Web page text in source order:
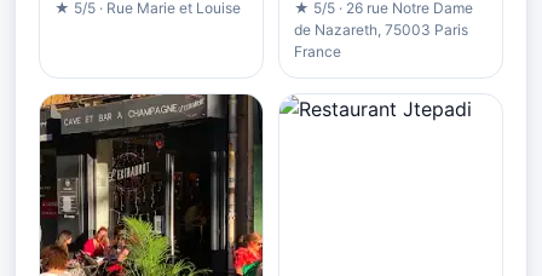
★ 5/5 · Rue Marie et Louise
★ 5/5 · 26 rue Notre Dame
de Nazareth, 75003 Paris
France